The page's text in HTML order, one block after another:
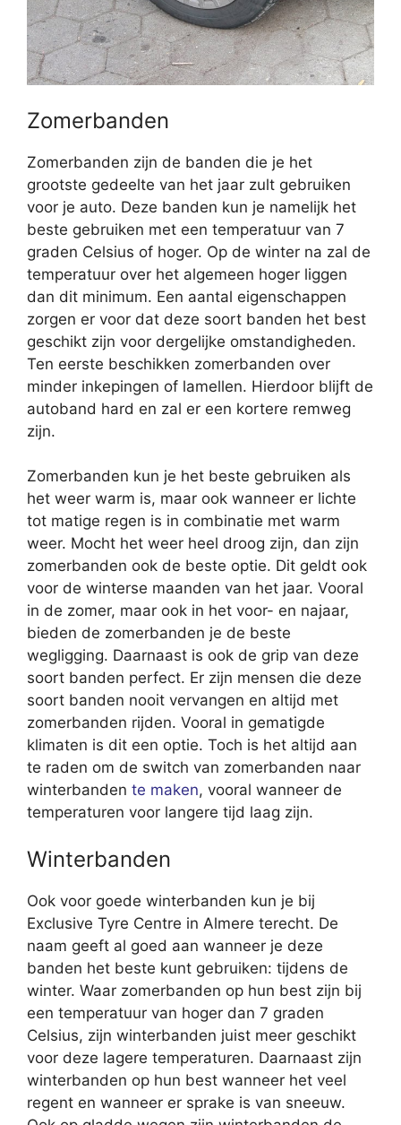
Zomerbanden
Zomerbanden zijn de banden die je het
grootste gedeelte van het jaar zult gebruiken
voor je auto. Deze banden kun je namelijk het
beste gebruiken met een temperatuur van 7
graden Celsius of hoger. Op de winter na zal de
temperatuur over het algemeen hoger liggen
dan dit minimum. Een aantal eigenschappen
zorgen er voor dat deze soort banden het best
geschikt zijn voor dergelijke omstandigheden.
Ten eerste beschikken zomerbanden over
minder inkepingen of lamellen. Hierdoor blijft de
autoband hard en zal er een kortere remweg
zijn.
Zomerbanden kun je het beste gebruiken als
het weer warm is, maar ook wanneer er lichte
tot matige regen is in combinatie met warm
weer. Mocht het weer heel droog zijn, dan zijn
zomerbanden ook de beste optie. Dit geldt ook
voor de winterse maanden van het jaar. Vooral
in de zomer, maar ook in het voor- en najaar,
bieden de zomerbanden je de beste
wegligging. Daarnaast is ook de grip van deze
soort banden perfect. Er zijn mensen die deze
soort banden nooit vervangen en altijd met
zomerbanden rijden. Vooral in gematigde
klimaten is dit een optie. Toch is het altijd aan
te raden om de switch van zomerbanden naar
winterbanden te maken, vooral wanneer de
temperaturen voor langere tijd laag zijn.
Winterbanden
Ook voor goede winterbanden kun je bij
Exclusive Tyre Centre in Almere terecht. De
naam geeft al goed aan wanneer je deze
banden het beste kunt gebruiken: tijdens de
winter. Waar zomerbanden op hun best zijn bij
een temperatuur van hoger dan 7 graden
Celsius, zijn winterbanden juist meer geschikt
voor deze lagere temperaturen. Daarnaast zijn
winterbanden op hun best wanneer het veel
regent en wanneer er sprake is van sneeuw.